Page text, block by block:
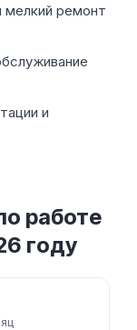
мелкий ремонт
и
работе
году